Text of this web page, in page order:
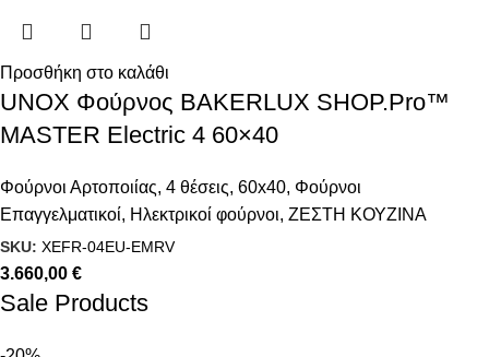
Προσθήκη στο καλάθι
UNOX Φούρνος BAKERLUX SHOP.Pro™
MASTER Electric 4 60×40
Φούρνοι Αρτοποιίας, 4 θέσεις, 60x40, Φούρνοι
Επαγγελματικοί, Ηλεκτρικοί φούρνοι, ΖΕΣΤΗ ΚΟΥΖΙΝΑ
SKU: XEFR-04EU-EMRV
3.660,00 €
Sale Products